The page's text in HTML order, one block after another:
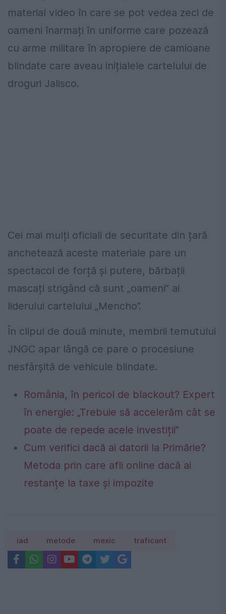
material video în care se pot vedea zeci de
oameni înarmați în uniforme care pozează
cu arme militare în apropiere de camioane
blindate care aveau inițialele cartelului de
droguri Jalisco.
Cei mai mulți oficiali de securitate din țară
anchetează aceste materiale pare un
spectacol de forță și putere, bărbații
mascați strigând că sunt „oameni” ai
liderului cartelului „Mencho”.
În clipul de două minute, membrii temutului
JNGC apar lângă ce pare o procesiune
nesfârșită de vehicule blindate.
România, în pericol de blackout? Expert
în energie: „Trebuie să accelerăm cât se
poate de repede acele investiții”
Cum verifici dacă ai datorii la Primărie?
Metoda prin care afli online dacă ai
restanțe la taxe și impozite
iad metode mexic traficant